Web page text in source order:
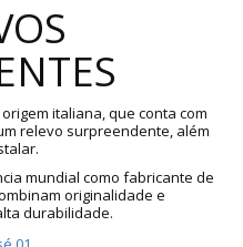
italiana, que conta com
relevo surpreendente, além
mundial como fabricante de
originalidade e
durabilidade.